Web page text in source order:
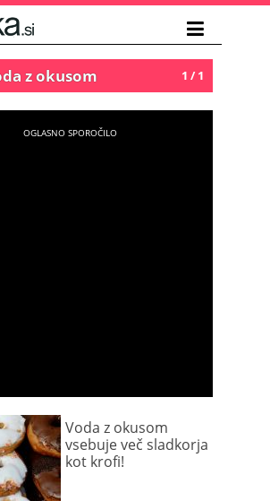
1 / 1
z okusom
Voda z okusom
vsebuje več sladkorja
kot krofi!